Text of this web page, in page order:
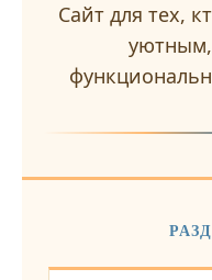
Сайт для тех,